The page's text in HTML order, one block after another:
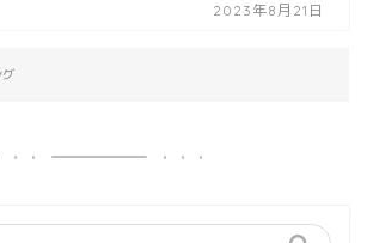
2023年8月21日
グ